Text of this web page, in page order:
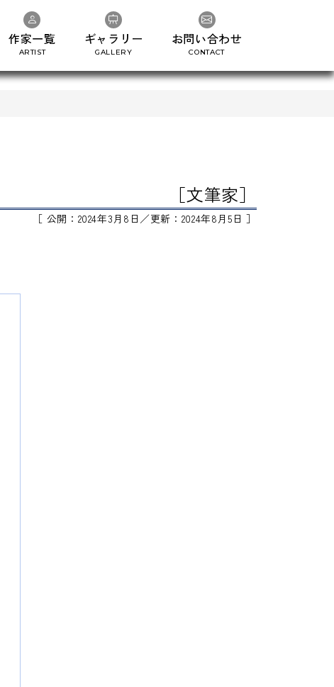
作家一覧
ARTIST
ギャラリー
GALLERY
お問い合わせ
CONTACT
［文筆家］
［ 公開：2024年3月8日／更新：2024年8月5日 ］